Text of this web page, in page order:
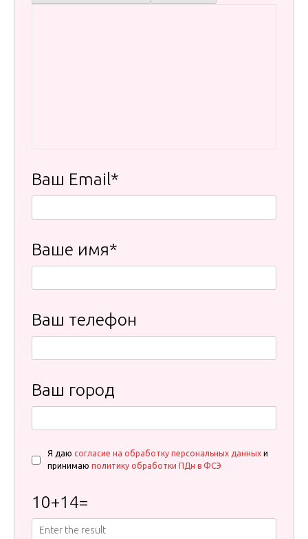
Ваш Email*
Ваше имя*
Ваш телефон
Ваш город
Я даю согласие на обработку персональных данных и
принимаю политику обработки ПДн в ФСЭ
10+14=